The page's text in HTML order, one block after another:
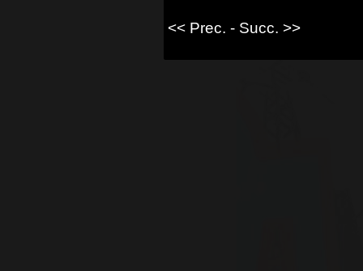
<< Prec. - Succ. >>